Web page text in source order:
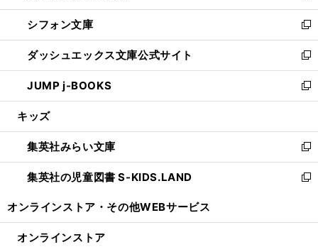
開
く
ウ
で
開
く
ウ
ィ
ン
ド
ウ
で
開
し
い
ウ
ィ
ン
ド
ウ
開
く
シフォン文庫
新
し
い
ウ
ィ
ン
ウ
で
開
く
ダッシュエックス文庫公式サイト
新
し
い
ウ
ン
ド
ウ
で
JUMP j-BOOKS
新
し
ウ
ィ
ン
ド
開
キッズ
集英社みらい文庫
新
し
い
ン
集英社の児童図書 S-KIDS.LAND
新
ウ
オンラインストア・ その他WEBサービス
オンラインストア